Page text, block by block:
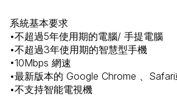
系統基本要求
•不超過5年使用期的電腦/ 手提電腦
•不超過3年使用期的智慧型手機
•10Mbps 網速
•最新版本的 Google Chrome 、
•不支持智能電視機